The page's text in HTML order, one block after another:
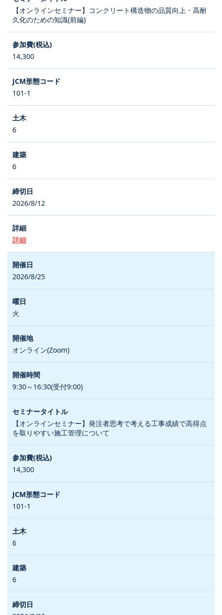
【オンラインセミナー】コンクリート構造物の品質向上・高耐
久化のための知識(前編)
14,300
101-1
6
6
2026/8/12
詳細
2026/8/25
火
オンライン(Zoom)
9:30～16:30(受付9:00)
【オンラインセミナー】発注者思考で考える工事成績で高得点
を取りやすい施工管理について
14,300
101-1
6
6